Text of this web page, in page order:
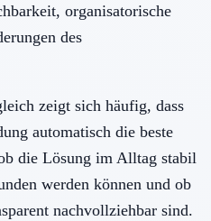
organisatorische
des
zeigt sich häufig, dass
automatisch die beste
die Lösung im Alltag stabil
werden können und ob
nachvollziehbar sind.